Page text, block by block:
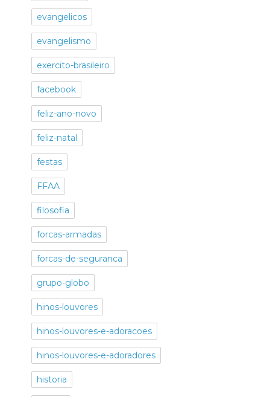
evangelicos
evangelismo
exercito-brasileiro
facebook
feliz-ano-novo
feliz-natal
festas
FFAA
filosofia
forcas-armadas
forcas-de-seguranca
grupo-globo
hinos-louvores
hinos-louvores-e-adoracoes
hinos-louvores-e-adoradores
historia